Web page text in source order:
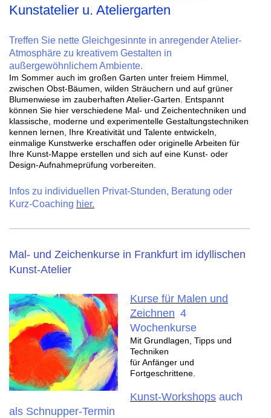
Kunstatelier u. Ateliergarten
Treffen Sie nette Gleichgesinnte in anregenderAtelier-
Atmosphäre zu kreativem Gestalten in
außergewöhnlichem Ambiente.
Im Sommer auch im großen Garten unter freiem Himmel,
zwischen Obst-Bäumen, wilden Sträuchern und auf grüner
Blumenwiese im zauberhaften Atelier-Garten.
Entspannt
können Sie hier verschiedene Mal- und Zeichentechniken und
klassische, moderne und experimentelle Gestaltungstechniken
kennen lernen, Ihre Kreativität und Talente entwickeln,
einmalige Kunstwerke erschaffen oder originelle Arbeiten für
Ihre Kunst-Mappe erstellen und sich auf eine Kunst- oder
Design-Aufnahmeprüfung vorbereiten.
Infos zu individuellen Privat-Stunden, Beratung oder
Kurz-Coaching hier.
Mal- und Zeichenkurse in Frankfurt im idyllischen
Kunst-Atelier
Kurse für Malen und
Zeichnen 4
Wochenkurse
Mit Grundlagen, Tipps und
Techniken
für Anfänger und
Fortgeschrittene.
Kunst-Workshops auch
als Schnupper-Termin